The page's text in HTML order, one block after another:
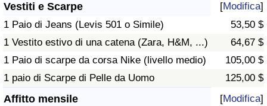
Vestiti e Scarpe [Modifica]
1 Paio di Jeans (Levis 501 o Simile)
53,50 $
1 Vestito estivo di una catena (Zara, H&M, ...)
64,67 $
1 Paio di scarpe da corsa Nike (livello medio)
105,00 $
1 paio di Scarpe di Pelle da Uomo
125,00 $
Affitto mensile [Modifica]